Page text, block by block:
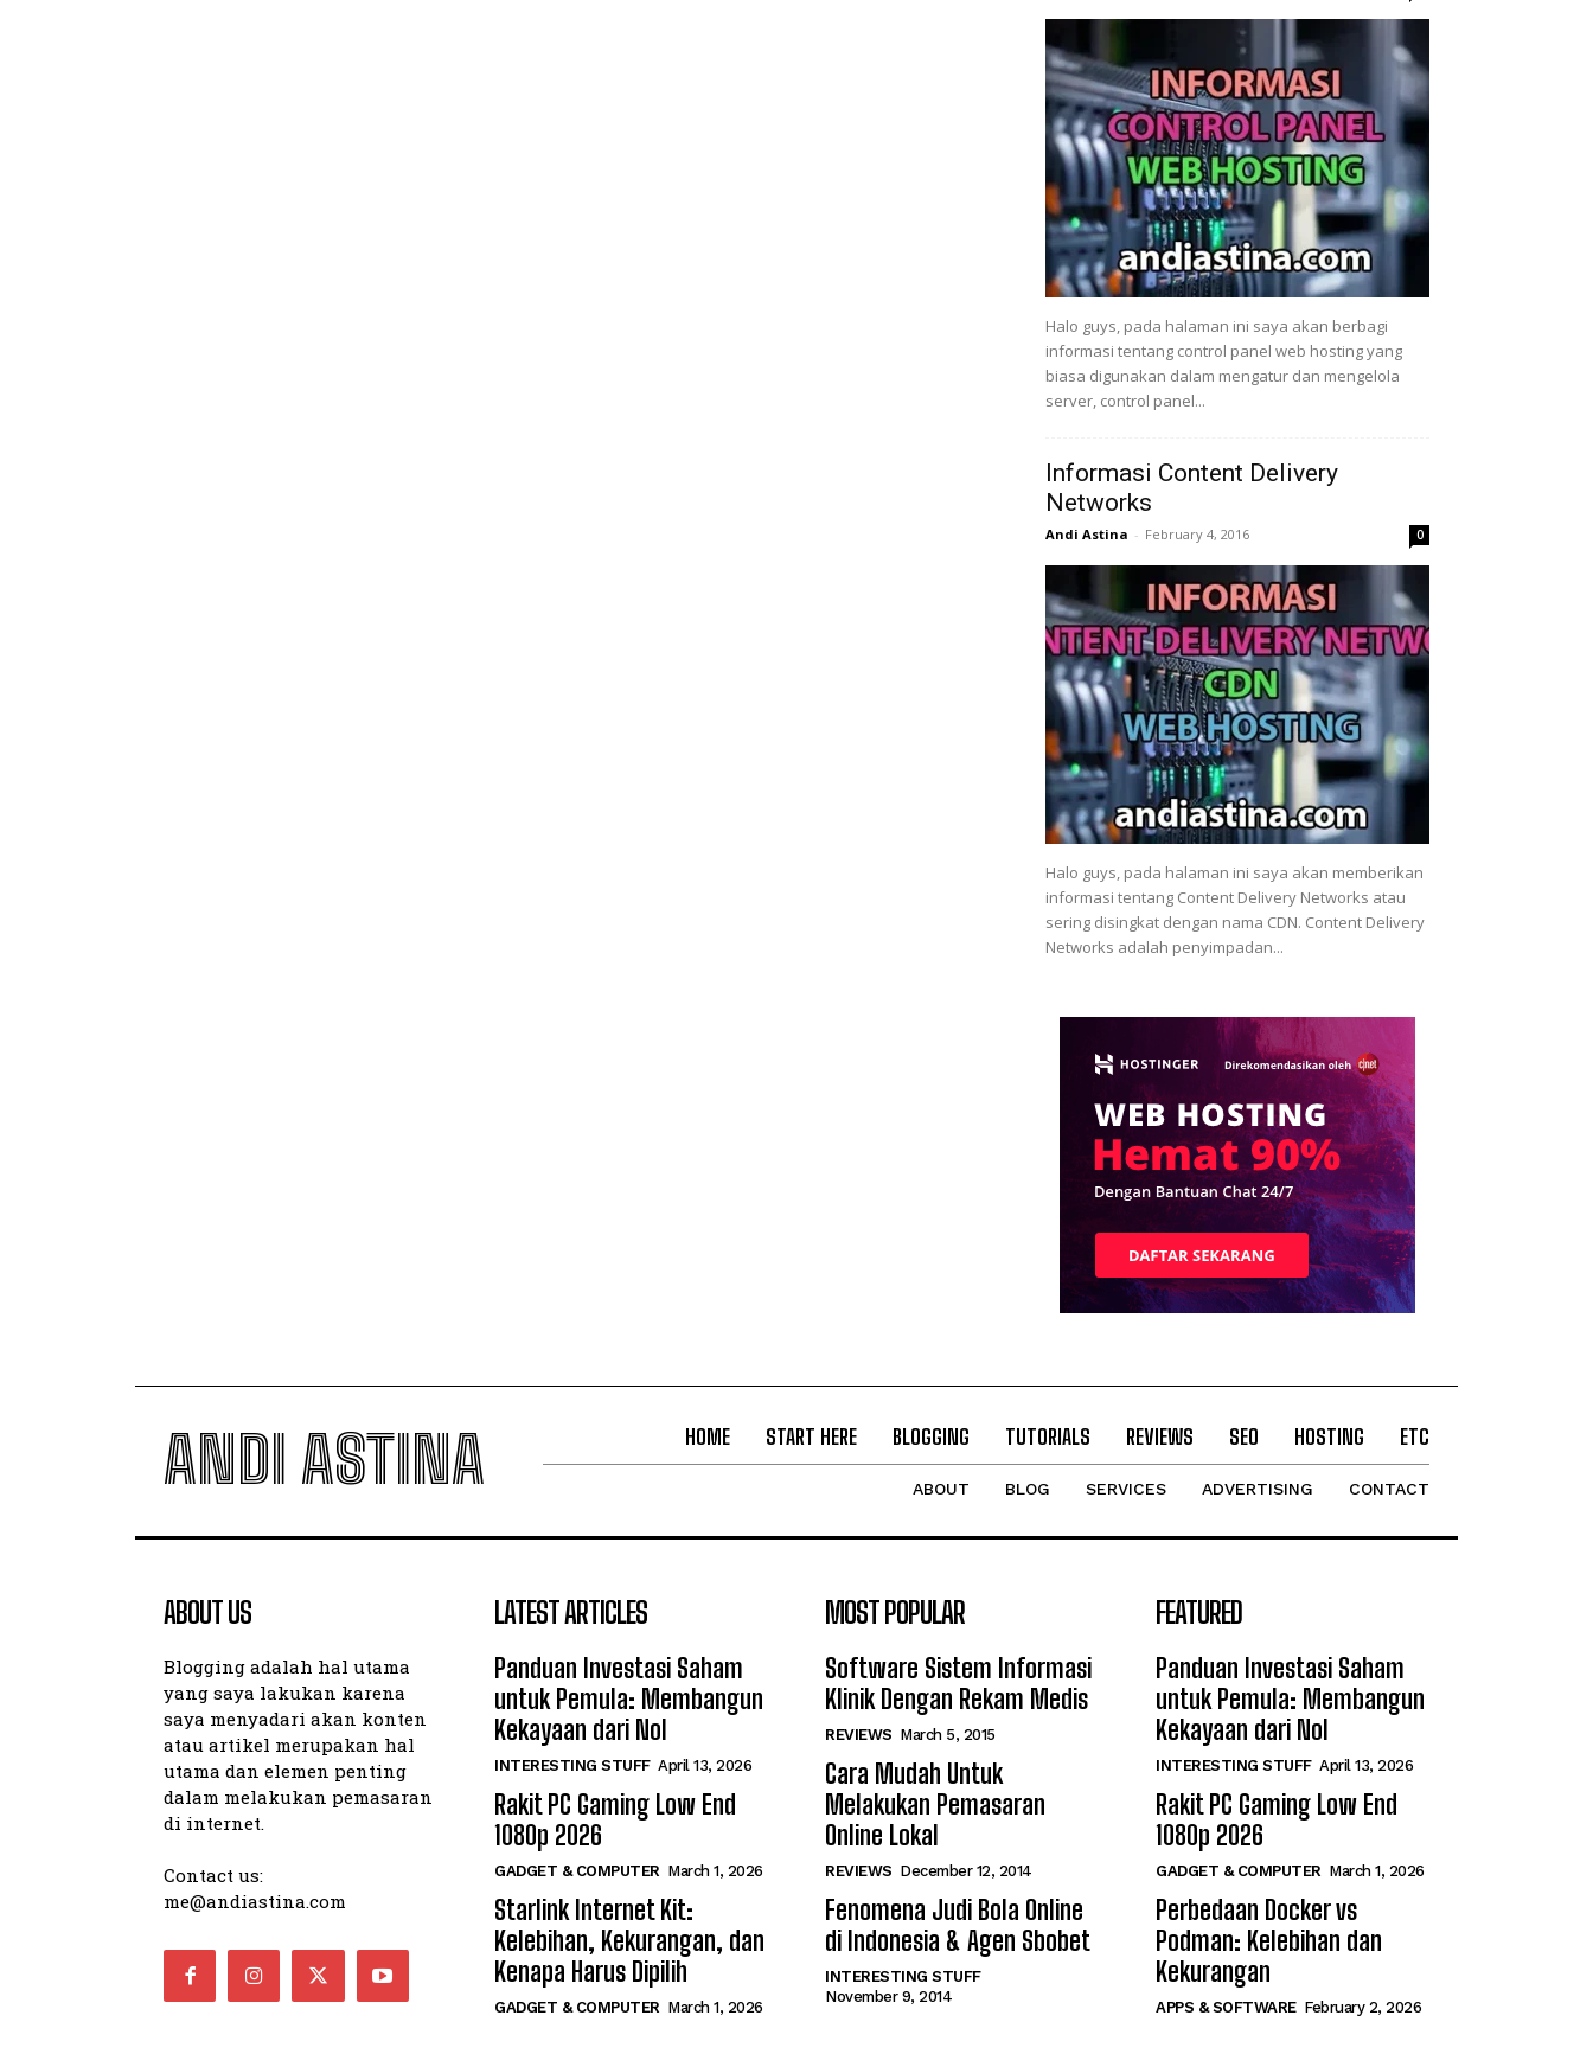
Halo guys, pada halaman ini saya akan berbagi
informasi tentang control panel web hosting yang
biasa digunakan dalam mengatur dan mengelola
server, control panel...
Informasi Content Delivery
Networks
Andi Astina - February 4, 2016 0
Halo guys, pada halaman ini saya akan memberikan
informasi tentang Content Delivery Networks atau
sering disingkat dengan nama CDN. Content Delivery
Networks adalah penyimpadan...
ANDI ASTINA HOME START HERE BLOGGING TUTORIALS REVIEWS SEO HOSTING ETC
ABOUT BLOG SERVICES ADVERTISING CONTACT
ABOUT US
Blogging adalah hal utama
yang saya lakukan karena
saya menyadari akan konten
atau artikel merupakan hal
utama dan elemen penting
dalam melakukan pemasaran
di internet.
Contact us:
me@andiastina.com
LATEST ARTICLES
Panduan Investasi Saham
untuk Pemula: Membangun
Kekayaan dari Nol
INTERESTING STUFF April 13, 2026
Rakit PC Gaming Low End
1080p 2026
GADGET & COMPUTER March 1, 2026
Starlink Internet Kit:
Kelebihan, Kekurangan, dan
Kenapa Harus Dipilih
GADGET & COMPUTER March 1, 2026
MOST POPULAR
Software Sistem Informasi
Klinik Dengan Rekam Medis
REVIEWS March 5, 2015
Cara Mudah Untuk
Melakukan Pemasaran
Online Lokal
REVIEWS December 12, 2014
Fenomena Judi Bola Online
di Indonesia & Agen Sbobet
INTERESTING STUFF
November 9, 2014
FEATURED
Panduan Investasi Saham
untuk Pemula: Membangun
Kekayaan dari Nol
INTERESTING STUFF April 13, 2026
Rakit PC Gaming Low End
1080p 2026
GADGET & COMPUTER March 1, 2026
Perbedaan Docker vs
Podman: Kelebihan dan
Kekurangan
APPS & SOFTWARE February 2, 2026